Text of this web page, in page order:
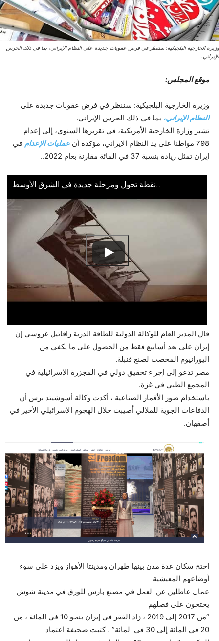
وزيرة الخارجية البلجيكية: سننظر في فرض عقوبات جديدة على النظام الإيراني، بما في ذلك الحرس
الإيراني.
موقع المجلس:
وزيرة الخارجية البلجيكية: سننظر في فرض عقوبات جديدة على
النظام الإيراني، بما في ذلك الحرس الإيراني.
تشير وزارة الخارجية الأمريكية، في تقريرها السنوي، إلى إعدام
798 مواطنا على يد النظام الإيراني، مؤكدة أن
عمليات الإعدام في
إيران تمثل زيادة بنسبة 37 في المائة مقارنة بعام 2022..
...نقطة تحول ومرحلة جديدة في الشرق الأوسط
قال المدير العام للوكالة الدولية للطاقة الذرية رافائيل غروسي إن
إيران على بعد أسابيع فقط من الحصول على ما يكفي من
اليورانيوم المخصب لصنع قنبلة.
مصر تدعو إلى إجراء تحقيق دولي في المجزرة الإسرائيلية في
المجمع الطبي في غزة.
باستخدام صور الأقمار الصناعية ، أكدت وكالة أسوشيتد برس أن
الدفاعات الجوية للملالي أصيبت خلال الهجوم الإسرائيلي الأخير في
أصفهان.
احتج سكان عدة مدن بينها طهران ومدينتا الأهواز ويزد على سوء
أوضاعهم المعيشية
عمال عاطلين عن العمل في مصنع بارس للورق في مدينة شوش
يحتجون على فصلهم
“من 2017 إلى 2019 ، زاد الفقر في إيران بنحو 10 في المائة ، من
20 في المائة إلى 30 في المائة” ، كتبت صحيفة اعتماد